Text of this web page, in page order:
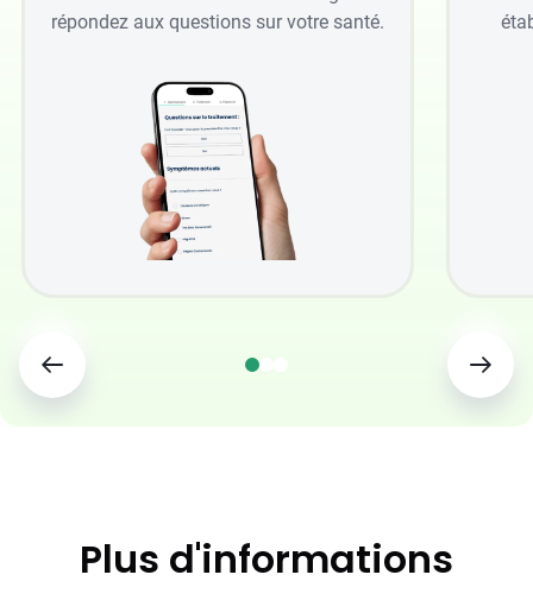
répondez aux questions sur votre santé.
Plus d'informations